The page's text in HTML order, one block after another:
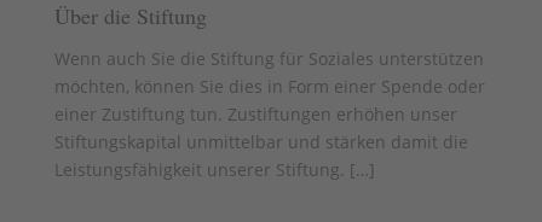
Über die Stiftung
Wenn auch Sie die Stiftung für Soziales unterstützen
möchten, können Sie dies in Form einer Spende oder
einer Zustiftung tun. Zustiftungen erhöhen unser
Stiftungskapital unmittelbar und stärken damit die
Leistungsfähigkeit unserer Stiftung. […]